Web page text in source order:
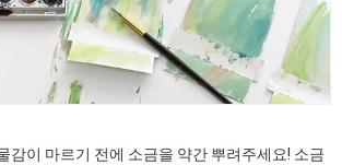
이 마르기 전에 소금을 약간 뿌려주세요! 소금